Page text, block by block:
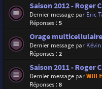
Saison 2012 - Roger
Dernier message par Eric
Réponses :5
Orage
Dernier message par
Réponses :2
Saison 2011 - Roger
Dernier message parWill
Réponses :8